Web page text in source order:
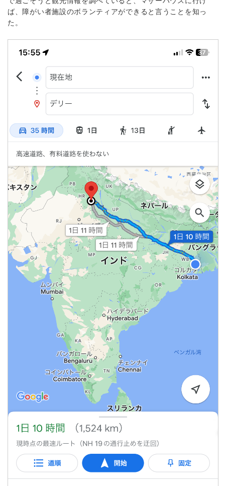
ば、障がい者施設のボランティアができると言うことを知っ
た。